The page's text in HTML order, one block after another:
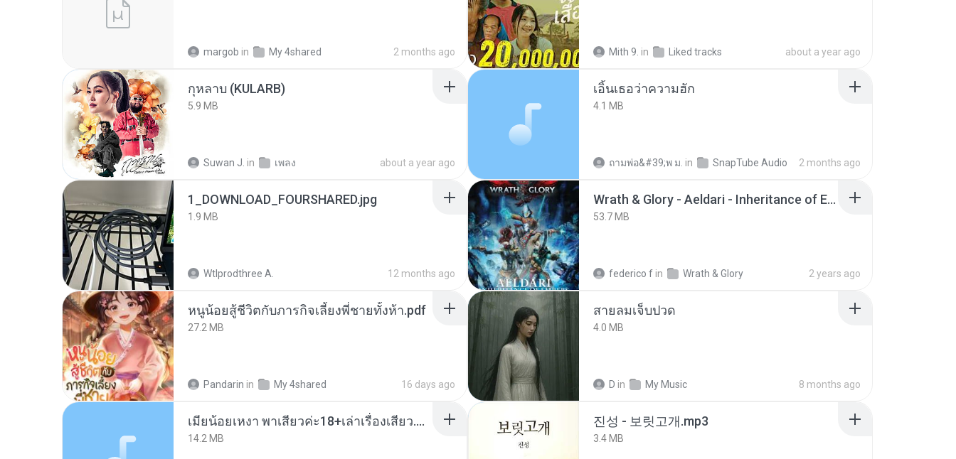
margob in My 4shared 2 months ago Mith 9. in Liked tracks about a year ago
กุหลาบ (KULARB)
5.9 MB
Suwan J. in เพลง about a year ago
เอิ้นเธอว่าความฮัก
4.1 MB
ถามพ่อ&#39;พ ม. in SnapTube Audio 2 months ago
1_DOWNLOAD_FOURSHARED.jpg
1.9 MB
Wtlprodthree A. 12 months ago
Wrath & Glory - Aeldari - Inheritance of Embers.pdf
53.7 MB
federico f in Wrath & Glory 2 years ago
หนูน้อยสู้ชีวิตกับภารกิจเลี้ยงพี่ชายทั้งห้า.pdf
27.2 MB
Pandarin in My 4shared 16 days ago
สายลมเจ็บปวด
4.0 MB
D in My Music 8 months ago
เมียน้อยเหงา พาเสียวค่ะ18+เล่าเรื่องเสียว.mp3
14.2 MB
진성 - 보릿고개.mp3
3.4 MB